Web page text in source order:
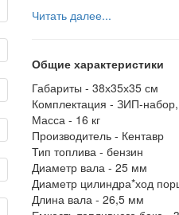
Читать далее...
Общие характеристики
Габариты - 38х35х35 см
Комплектация - ЗИП-набор,
Масса - 16 кг
Производитель - Кентавр
Тип топлива - бензин
Диаметр вала - 25 мм
Диаметр цилиндра*ход
Длина вала - 26,5 мм